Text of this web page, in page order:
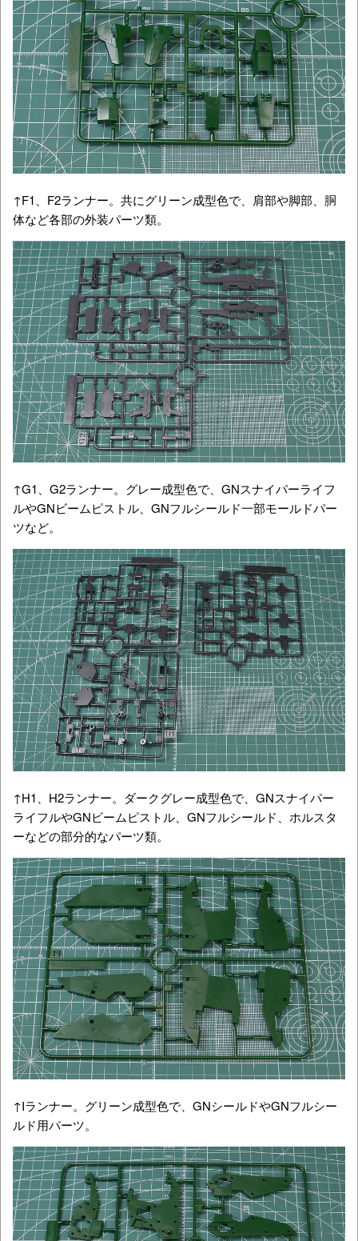
↑F1、F2ランナー。共にグリーン成型色で、肩部や脚部、胴
体など各部の外装パーツ類。
↑G1、G2ランナー。グレー成型色で、GNスナイパーライフ
ルやGNビームピストル、GNフルシールド一部モールドパー
ツなど。
↑H1、H2ランナー。ダークグレー成型色で、GNスナイパー
ライフルやGNビームピストル、GNフルシールド、ホルスタ
ーなどの部分的なパーツ類。
↑Iランナー。グリーン成型色で、GNシールドやGNフルシー
ルド用パーツ。